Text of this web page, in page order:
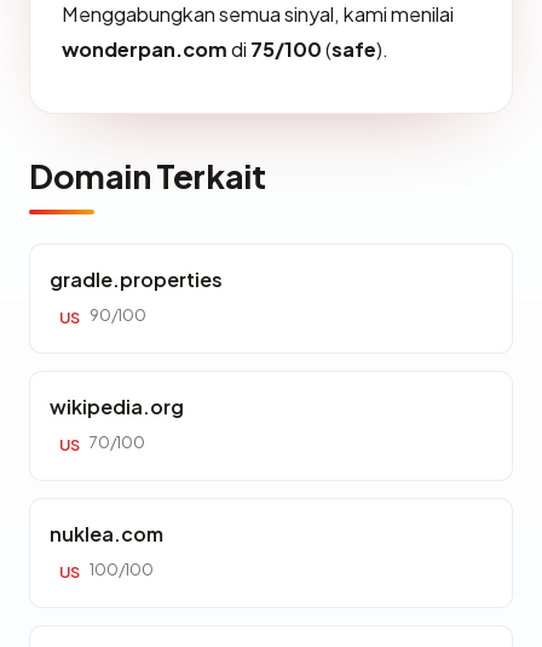
Menggabungkan semua sinyal, kami menilai
wonderpan.comdi 75/100(safe).
Domain Terkait
gradle.properties
US 90/100
wikipedia.org
US 70/100
nuklea.com
US 100/100